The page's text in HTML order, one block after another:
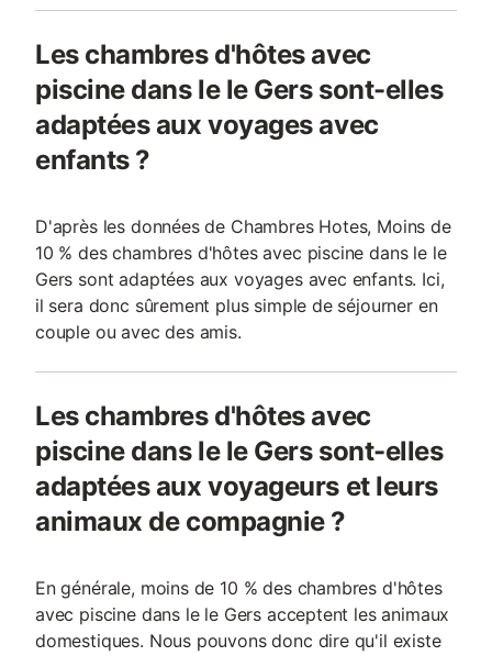
Les chambres d'hôtes avec
piscine dans le le Gers sont-elles
adaptées aux voyages avec
enfants ?
D'après les données de Chambres Hotes, Moins de
10 % des chambres d'hôtes avec piscine dans le le
Gers sont adaptées aux voyages avec enfants. Ici,
il sera donc sûrement plus simple de séjourner en
couple ou avec des amis.
Les chambres d'hôtes avec
piscine dans le le Gers sont-elles
adaptées aux voyageurs et leurs
animaux de compagnie ?
En générale, moins de 10 % des chambres d'hôtes
avec piscine dans le le Gers acceptent les animaux
domestiques. Nous pouvons donc dire qu'il existe